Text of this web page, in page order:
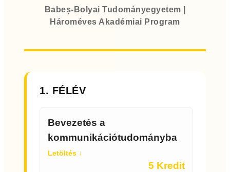
Babeș-Bolyai Tudományegyetem |
Hároméves Akadémiai Program
1. FÉLÉV
Bevezetés a
kommunikációtudományba
Letöltés ↓
5 Kredit